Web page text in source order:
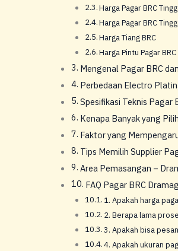
Harga Pagar BRC
Harga Pagar BRC
Harga Tiang BRC
Harga Pintu Pagar BRC
Mengenal Pagar BRC
Perbedaan Electro
Spesifikasi Teknis Pagar
Kenapa Banyak yang
Faktor yang
Tips Memilih Supplier
Area Pemasangan –
FAQ Pagar BRC
1. Apakah harga
2. Berapa lama
3. Apakah bisa
4. Apakah ukuran